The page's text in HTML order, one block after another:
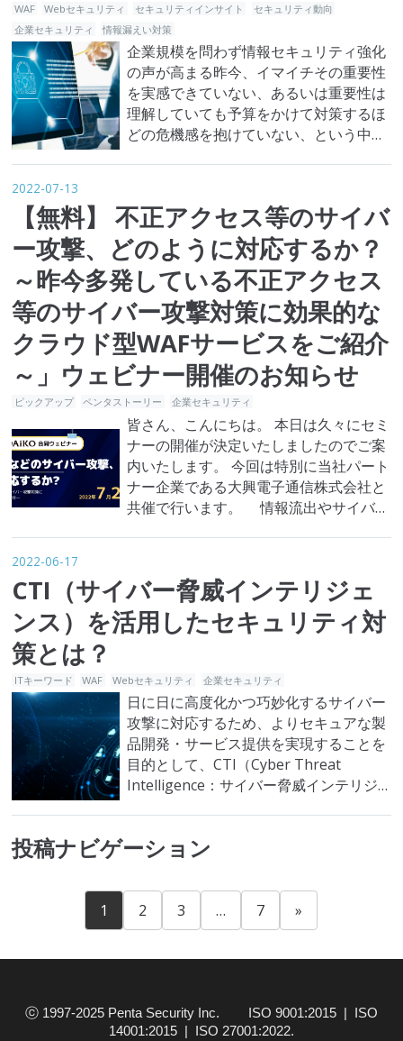
WAF Webセキュリティ セキュリティインサイト
セキュリティ動向
企業セキュリティ
情報漏えい対策
企業規模を問わず情報セキュリティ強化
の声が高まる昨今、イマイチその重要性
を実感できていない、あるいは重要性は
理解していても予算をかけて対策するほ
どの危機感を抱けていない、という中小
まWebサイトやWebサービスを運用して
いる企業もありますが、中小企業の被害
実態は実のところ大企業以上に深刻で
す…
2022-07-13
【無料】 不正アクセス等のサイバ
ー攻撃、どのように対応するか？
～昨今多発している不正アクセス
等のサイバー攻撃対策に効果的な
クラウド型WAFサービスをご紹介
～」ウェビナー開催のお知らせ
ピックアップ ペンタストーリー 企業セキュリティ
皆さん、こんにちは。 本日は久々にセミ
ナーの開催が決定いたしましたのでご案
内いたします。 今回は特別に当社パート
ナー企業である大興電子通信株式会社と
共催で行います。 情報流出やサイバー
セスなどのサイバー攻撃が多発してお
り、企業が大きな被害にあうというケー
スも年々増加傾向にあります。…
2022-06-17
CTI（サイバー脅威インテリジェ
ンス）を活用したセキュリティ対
策とは？
ITキーワード WAF Webセキュリティ 企業セキュリティ
日に日に高度化かつ巧妙化するサイバー
攻撃に対応するため、よりセキュアな製
品開発・サービス提供を実現することを
目的として、CTI（Cyber Threat
Intelligence：サイバー脅威インテリジ
CTIを企業が活用するメリット・事例に
バー脅威インテリジェンス）とは？
CTI（サ…
投稿ナビゲーション
1 2 3 … 7 »
ⓒ 1997-2025 Penta Security Inc. ISO 9001:2015 | ISO
14001:2015 | ISO 27001:2022.